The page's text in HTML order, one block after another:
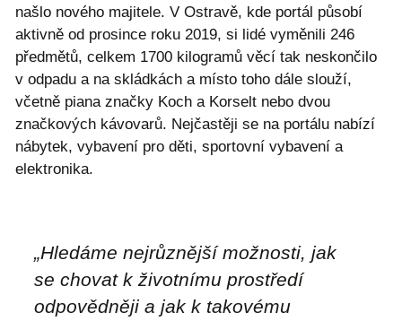
našlo nového majitele. V Ostravě, kde portál působí
aktivně od prosince roku 2019, si lidé vyměnili 246
předmětů, celkem 1700 kilogramů věcí tak neskončilo
v odpadu a na skládkách a místo toho dále slouží,
včetně piana značky Koch a Korselt nebo dvou
značkových kávovarů. Nejčastěji se na portálu nabízí
nábytek, vybavení pro děti, sportovní vybavení a
elektronika.
„Hledáme nejrůznější možnosti, jak
se chovat k životnímu prostředí
odpovědněji a jak k takovému